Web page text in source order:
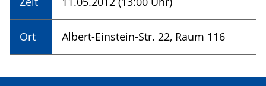
Ort Albert-Einstein-Str. 22, Raum 116